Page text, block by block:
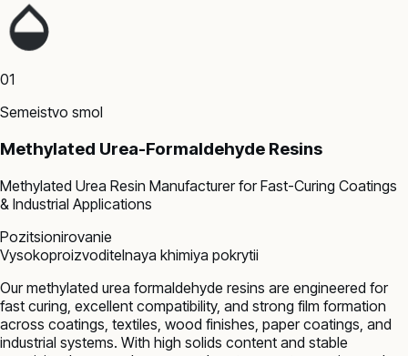
01
Semeistvo smol
Methylated Urea-Formaldehyde Resins
Methylated Urea Resin Manufacturer for Fast-Curing Coatings
& Industrial Applications
Pozitsionirovanie
Vysokoproizvoditelnaya khimiya pokrytii
Our methylated urea formaldehyde resins are engineered for
fast curing, excellent compatibility, and strong film formation
across coatings, textiles, wood finishes, paper coatings, and
industrial systems. With high solids content and stable